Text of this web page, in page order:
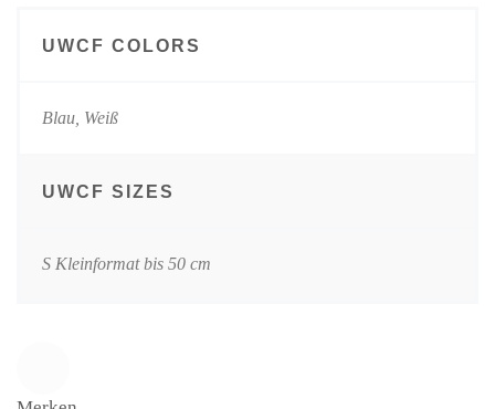
UWCF COLORS
Blau, Weiß
UWCF SIZES
S Kleinformat bis 50 cm